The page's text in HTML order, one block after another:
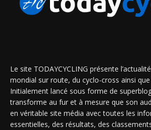
Le site TODAYCYCLING présente
mondial sur route, du cyclo-cross ainsi
Initialement lancé sous forme de
transforme au fur et à mesure que son
en véritable site média avec toutes les
essentielles, des résultats, des